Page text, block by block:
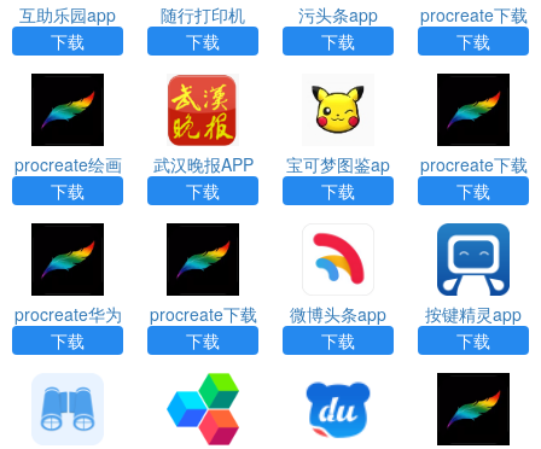
互助乐园app
下载
随行打印机
（PrintHand P
remium）app
下载
污头条app
下载
procreate下载
官方版app
下载
procreate绘画
下载官方版ap
p
下载
武汉晚报APP
下载
下载
宝可梦图鉴ap
p
下载
procreate下载
正版免费app
下载
procreate华为
平板下载app
下载
procreate下载
正版免费app
下载
微博头条app
下载
按键精灵app
下载